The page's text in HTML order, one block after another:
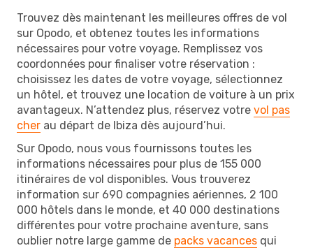
Trouvez dès maintenant les meilleures offres de vol
sur Opodo, et obtenez toutes les informations
nécessaires pour votre voyage. Remplissez vos
coordonnées pour finaliser votre réservation :
choisissez les dates de votre voyage, sélectionnez
un hôtel, et trouvez une location de voiture à un prix
avantageux. N’attendez plus, réservez votre vol pas
cher au départ de Ibiza dès aujourd’hui.
Sur Opodo, nous vous fournissons toutes les
informations nécessaires pour plus de 155 000
itinéraires de vol disponibles. Vous trouverez
information sur 690 compagnies aériennes, 2 100
000 hôtels dans le monde, et 40 000 destinations
différentes pour votre prochaine aventure, sans
oublier notre large gamme de packs vacances qui